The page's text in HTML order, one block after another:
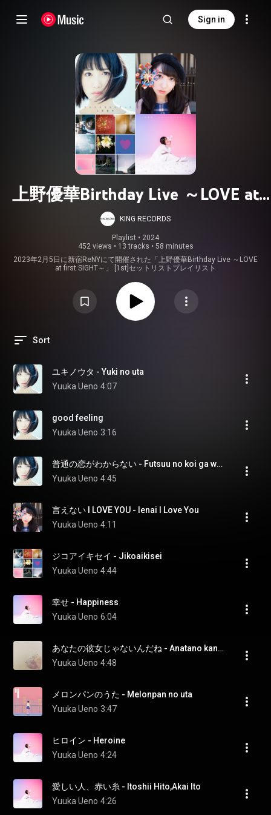
Sign in
上野優華Birthday Live ～LOVE at
first SIGHT～ [1st] 2023.2.5
KING RECORDS
Playlist • 2024
452 views • 13 tracks • 58 minutes
2023年2月5日に新宿ReNYにて開催された「上野優華Birthday Live ～LOVE
at first SIGHT～」 [1st]セットリストプレイリスト
Sort
ユキノウタ - Yuki no uta
Yuuka Ueno 4:07
good feeling
Yuuka Ueno 3:16
普通の恋がわからない - Futsuu no koi ga wakaranai
Yuuka Ueno 4:45
言えない I LOVE YOU - Ienai I Love You
Yuuka Ueno 4:11
ジコアイキセイ - Jikoaikisei
Yuuka Ueno 4:44
幸せ - Happiness
Yuuka Ueno 6:04
あなたの彼女じゃないんだね - Anatano kanojojya naindane
Yuuka Ueno 4:48
メロンパンのうた - Melonpan no uta
Yuuka Ueno 3:47
ヒロイン - Heroine
Yuuka Ueno 4:24
愛しい人、赤い糸 - Itoshii Hito,Akai Ito
Yuuka Ueno 4:26